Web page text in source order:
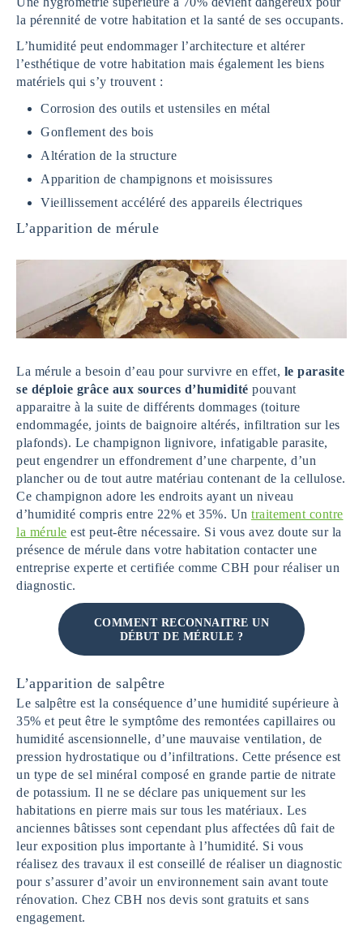
la pérennité de votre habitation et la santé de ses occupants.
L’humidité peut endommager l’architecture et altérer
l’esthétique de votre habitation mais également les biens
matériels qui s’y trouvent :
Corrosion des outils et ustensiles en métal
Gonflement des bois
Altération de la structure
Apparition de champignons et moisissures
Vieillissement accéléré des appareils électriques
L’apparition de mérule
La mérule a besoin d’eau pour survivre en effet, le parasite
se déploie grâce aux sources d’humidité pouvant
apparaitre à la suite de différents dommages (toiture
endommagée, joints de baignoire altérés, infiltration sur les
plafonds). Le champignon lignivore, infatigable parasite,
peut engendrer un effondrement d’une charpente, d’un
plancher ou de tout autre matériau contenant de la cellulose.
Ce champignon adore les endroits ayant un niveau
d’humidité compris entre 22% et 35%. Un traitement contre
la mérule est peut-être nécessaire. Si vous avez doute sur la
présence de mérule dans votre habitation contacter une
entreprise experte et certifiée comme CBH pour réaliser un
diagnostic.
COMMENT RECONNAITRE UN
DÉBUT DE MÉRULE ?
L’apparition de salpêtre
Le salpêtre est la conséquence d’une humidité supérieure à
35% et peut être le symptôme des remontées capillaires ou
humidité ascensionnelle, d’une mauvaise ventilation, de
pression hydrostatique ou d’infiltrations. Cette présence est
un type de sel minéral composé en grande partie de nitrate
de potassium. Il ne se déclare pas uniquement sur les
habitations en pierre mais sur tous les matériaux. Les
anciennes bâtisses sont cependant plus affectées dû fait de
leur exposition plus importante à l’humidité. Si vous
réalisez des travaux il est conseillé de réaliser un diagnostic
pour s’assurer d’avoir un environnement sain avant toute
rénovation. Chez CBH nos devis sont gratuits et sans
engagement.